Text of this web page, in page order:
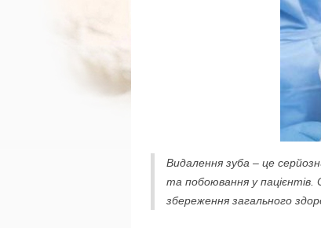
Видалення зуба – це
та побоювання у пацієнтів.
збереження загального